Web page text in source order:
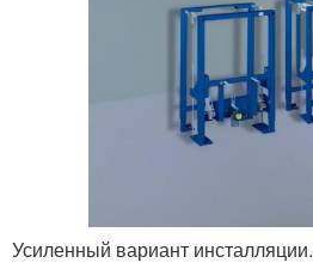
Усиленный вариант инсталляции.